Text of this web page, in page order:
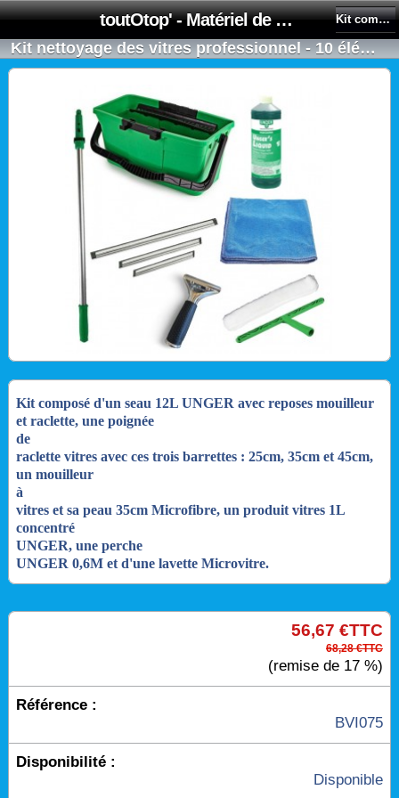
toutOtop' - Matériel de nettoyage, produit d'entretien, lubrifiant pour professionnel et particulier Kit complet pour le nettoyage des vitres
Kit nettoyage des vitres professionnel - 10 éléments
Kit composé d'un seau 12L UNGER avec reposes mouilleur
et raclette, une poignée
de
raclette vitres avec ces trois barrettes : 25cm, 35cm et 45cm,
un mouilleur
à
vitres et sa peau 35cm Microfibre, un produit vitres 1L
concentré
UNGER, une perche
UNGER 0,6M et d'une lavette Microvitre.
56,67 €TTC
68,28 €TTC
(remise de 17 %)
Référence :
BVI075
Disponibilité :
Disponible